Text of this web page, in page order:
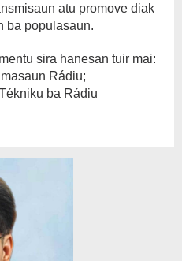
atu promove diak
ba populasaun.
sira hanesan tuir mai:
Rádiu;
ba Rádiu